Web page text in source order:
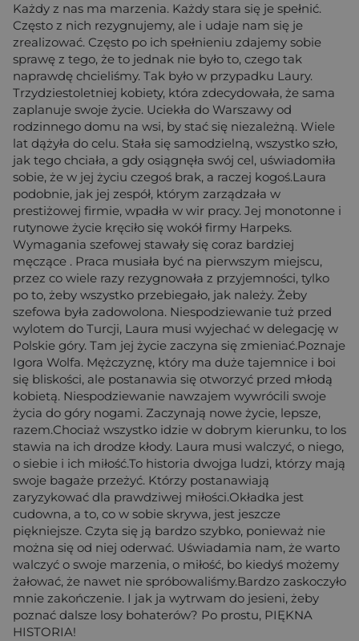
Każdy z nas ma marzenia. Każdy stara się je spełnić.
Często z nich rezygnujemy, ale i udaje nam się je
zrealizować. Często po ich spełnieniu zdajemy sobie
sprawę z tego, że to jednak nie było to, czego tak
naprawdę chcieliśmy. Tak było w przypadku Laury.
Trzydziestoletniej kobiety, która zdecydowała, że sama
zaplanuje swoje życie. Uciekła do Warszawy od
rodzinnego domu na wsi, by stać się niezależną. Wiele
lat dążyła do celu. Stała się samodzielną, wszystko szło,
jak tego chciała, a gdy osiągnęła swój cel, uświadomiła
sobie, że w jej życiu czegoś brak, a raczej kogoś.Laura
podobnie, jak jej zespół, którym zarządzała w
prestiżowej firmie, wpadła w wir pracy. Jej monotonne i
rutynowe życie kręciło się wokół firmy Harpeks.
Wymagania szefowej stawały się coraz bardziej
męczące . Praca musiała być na pierwszym miejscu,
przez co wiele razy rezygnowała z przyjemności, tylko
po to, żeby wszystko przebiegało, jak należy. Żeby
szefowa była zadowolona. Niespodziewanie tuż przed
wylotem do Turcji, Laura musi wyjechać w delegację w
Polskie góry. Tam jej życie zaczyna się zmieniać.Poznaje
Igora Wolfa. Mężczyznę, który ma duże tajemnice i boi
się bliskości, ale postanawia się otworzyć przed młodą
kobietą. Niespodziewanie nawzajem wywrócili swoje
życia do góry nogami. Zaczynają nowe życie, lepsze,
razem.Chociaż wszystko idzie w dobrym kierunku, to los
stawia na ich drodze kłody. Laura musi walczyć, o niego,
o siebie i ich miłość.To historia dwojga ludzi, którzy mają
swoje bagaże przeżyć. Którzy postanawiają
zaryzykować dla prawdziwej miłości.Okładka jest
cudowna, a to, co w sobie skrywa, jest jeszcze
piękniejsze. Czyta się ją bardzo szybko, ponieważ nie
można się od niej oderwać. Uświadamia nam, że warto
walczyć o swoje marzenia, o miłość, bo kiedyś możemy
żałować, że nawet nie spróbowaliśmy.Bardzo zaskoczyło
mnie zakończenie. I jak ja wytrwam do jesieni, żeby
poznać dalsze losy bohaterów? Po prostu, PIĘKNA
HISTORIA!